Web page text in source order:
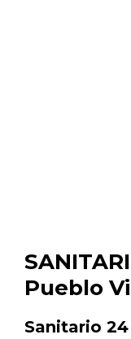
Pueblo
Sanitario